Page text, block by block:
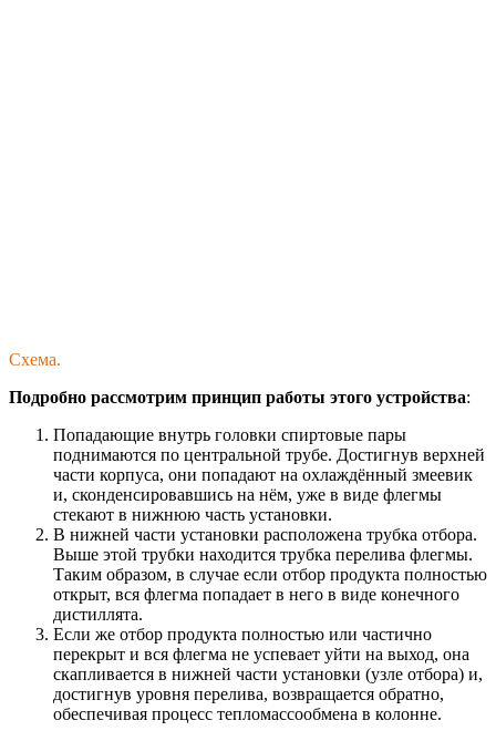
Схема.
Подробно рассмотрим принцип работы этого устройства:
Попадающие внутрь головки спиртовые пары
поднимаются по центральной трубе. Достигнув верхней
части корпуса, они попадают на охлаждённый змеевик
и, сконденсировавшись на нём, уже в виде флегмы
стекают в нижнюю часть установки.
В нижней части установки расположена трубка отбора.
Выше этой трубки находится трубка перелива флегмы.
Таким образом, в случае если отбор продукта полностью
открыт, вся флегма попадает в него в виде конечного
дистиллята.
Если же отбор продукта полностью или частично
перекрыт и вся флегма не успевает уйти на выход, она
скапливается в нижней части установки (узле отбора) и,
достигнув уровня перелива, возвращается обратно,
обеспечивая процесс тепломассообмена в колонне.